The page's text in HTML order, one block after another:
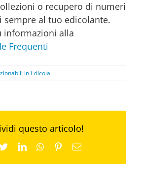
o recupero di numeri
al tuo edicolante.
informazioni alla
Frequenti
in Edicola
questo articolo!
TwitterLinkedInWhatsApp
PinterestEmail